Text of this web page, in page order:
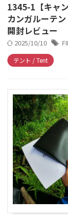
1345-1【キャ
カンガルーテ
開封レビュー
2025/10/10
テント / Tent